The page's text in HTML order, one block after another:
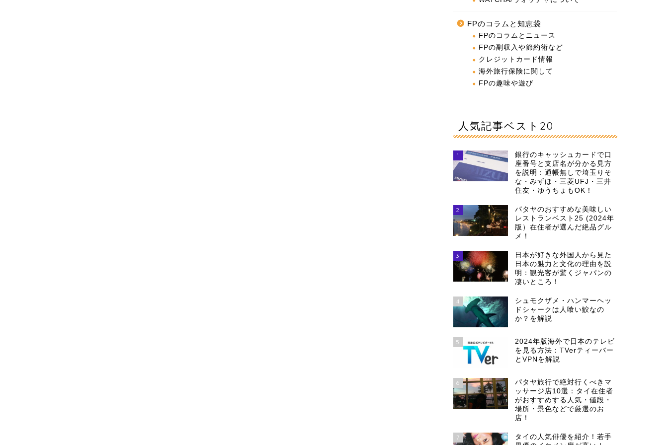
FPのコラムと知恵袋
FPのコラムとニュース
FPの副収入や節約術など
クレジットカード情報
海外旅行保険に関して
FPの趣味や遊び
人気記事ベスト20
1
銀行のキャッシュカードで口
座番号と支店名が分かる見方
を説明：通帳無しで埼玉りそ
な・みずほ・三菱UFJ・三井
住友・ゆうちょもOK！
2
パタヤのおすすめな美味しい
レストランベスト25 (2024年
版）在住者が選んだ絶品グル
メ！
3
日本が好きな外国人から見た
日本の魅力と文化の理由を説
明：観光客が驚くジャパンの
凄いところ！
4
シュモクザメ・ハンマーヘッ
ドシャークは人喰い鮫なの
か？を解説
5
2024年版海外で日本のテレビ
を見る方法：TVerティーバー
とVPNを解説
6
パタヤ旅行で絶対行くべきマ
ッサージ店10選：タイ在住者
がおすすめする人気・値段・
場所・景色などで厳選のお
店！
7
タイの人気俳優を紹介！若手